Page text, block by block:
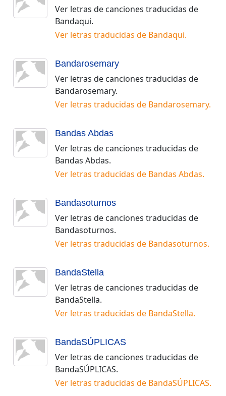
Ver letras de canciones traducidas de
Bandaqui.
Ver letras traducidas de Bandaqui.
Bandarosemary
Ver letras de canciones traducidas de
Bandarosemary.
Ver letras traducidas de Bandarosemary.
Bandas Abdas
Ver letras de canciones traducidas de
Bandas Abdas.
Ver letras traducidas de Bandas Abdas.
Bandasoturnos
Ver letras de canciones traducidas de
Bandasoturnos.
Ver letras traducidas de Bandasoturnos.
BandaStella
Ver letras de canciones traducidas de
BandaStella.
Ver letras traducidas de BandaStella.
BandaSÚPLICAS
Ver letras de canciones traducidas de
BandaSÚPLICAS.
Ver letras traducidas de BandaSÚPLICAS.